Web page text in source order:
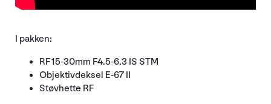
I pakken:
RF 15-30mm F4.5-6.3 IS STM
Objektivdeksel E-67 II
Støvhette RF